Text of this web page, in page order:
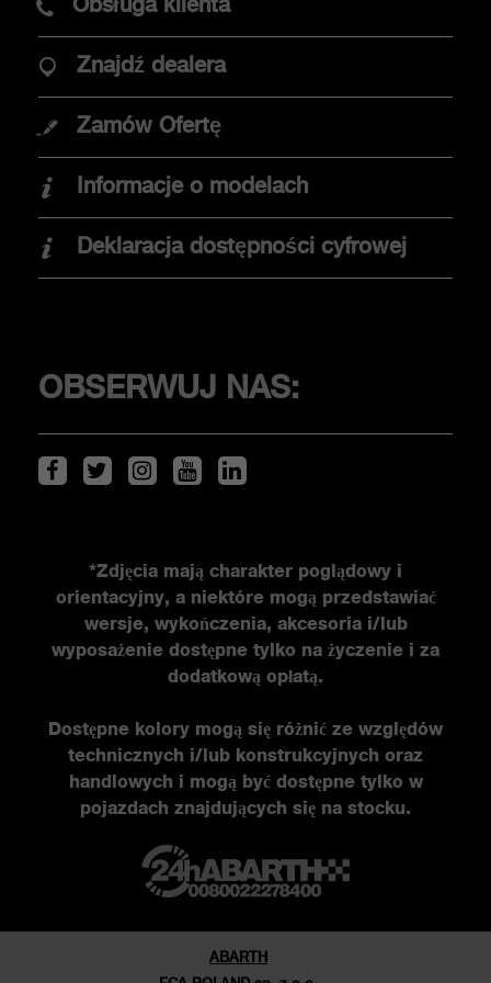
OPCJE ZAKUPU
Promocje
Znajdź dealera
Jazda testowa
Serwis i akcesoria
Historia FCA heritage
Historia
Edycje specjalne
Nowości
Newsletter
Obsługa klienta
Znajdź dealera
Zamów Ofertę
Informacje o modelach
Deklaracja dostępności cyfrowej
OBSERWUJ NAS:
*Zdjęcia mają charakter poglądowy i
orientacyjny, a niektóre mogą przedstawiać
wersje, wykończenia, akcesoria i/lub
wyposażenie dostępne tylko na życzenie i za
dodatkową opłatą.
Dostępne kolory mogą się różnić ze względów
technicznych i/lub konstrukcyjnych oraz
handlowych i mogą być dostępne tylko w
pojazdach znajdujących się na stocku.
ABARTH